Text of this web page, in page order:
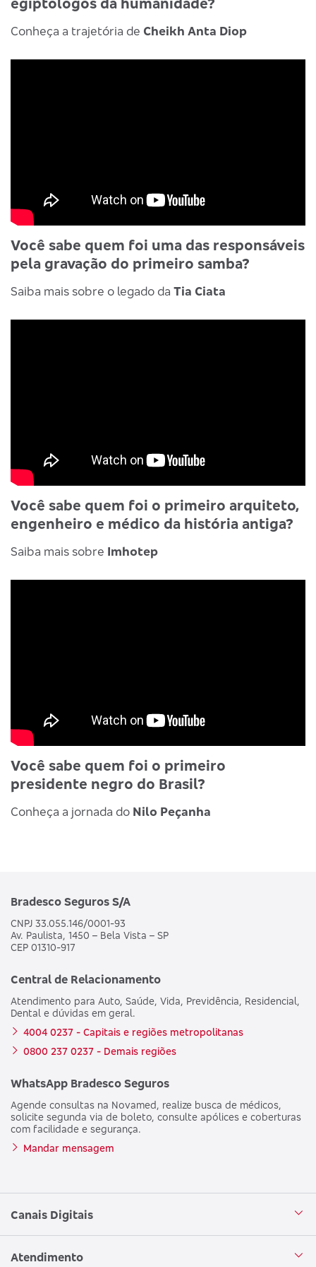
Conheça a trajetória de Cheikh Anta Diop
Você sabe quem foi uma das responsáveis
pela gravação do primeiro samba?
Saiba mais sobre o legado da Tia Ciata
Você sabe quem foi o primeiro arquiteto,
engenheiro e médico da história antiga?
Saiba mais sobre Imhotep
Você sabe quem foi o primeiro
presidente negro do Brasil?
Conheça a jornada do Nilo Peçanha
Bradesco Seguros S/A
CNPJ 33.055.146/0001-93
Av. Paulista, 1450 – Bela Vista – SP
CEP 01310-917
Central de Relacionamento
Atendimento para Auto, Saúde, Vida, Previdência, Residencial,
Dental e dúvidas em geral.
4004 0237 - Capitais e regiões metropolitanas
0800 237 0237 - Demais regiões
WhatsApp Bradesco Seguros
Agende consultas na Novamed, realize busca de médicos,
solicite segunda via de boleto, consulte apólices e coberturas
com facilidade e segurança.
Mandar mensagem
Canais Digitais
Aplicativo Bradesco Seguros
Atendimento